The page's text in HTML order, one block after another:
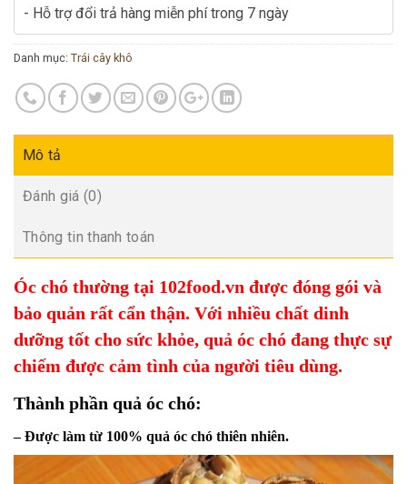
- Hỗ trợ đổi trả hàng miễn phí trong 7 ngày
Danh mục: Trái cây khô
Mô tả
Đánh giá (0)
Thông tin thanh toán
Óc chó thường tại 102food.vn được đóng gói và
bảo quản rất cẩn thận. Với nhiều chất dinh
dưỡng tốt cho sức khỏe, quả óc chó đang thực sự
chiếm được cảm tình của người tiêu dùng.
Thành phần quả óc chó:
– Được làm từ 100% quả óc chó thiên nhiên.